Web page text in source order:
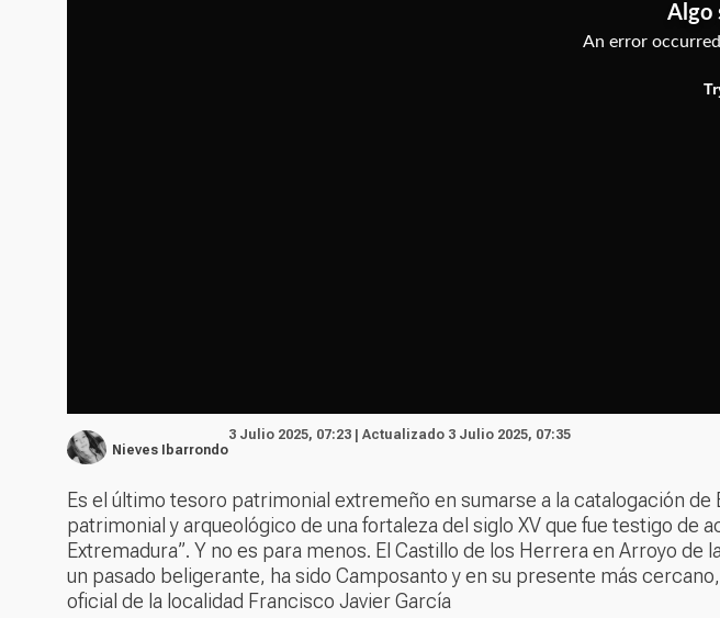
Nieves Ibarrondo
3 Julio 2025, 07:23 | Actualizado 3 Julio 2025, 07:35
Es el último tesoro patrimonial extremeño en sumarse a la catalogación
patrimonial y arqueológico de una fortaleza del siglo XV que fue testigo
Extremadura”. Y no es para menos. El Castillo de los Herrera en Arroyo
un pasado beligerante, ha sido Camposanto y en su presente más
oficial de la localidad Francisco Javier García